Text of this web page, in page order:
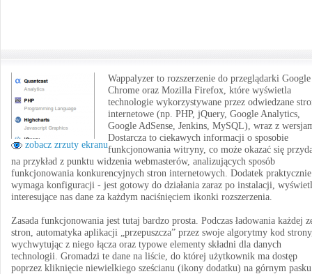
zobacz zrzuty ekranu
Wappalyzer to rozszerzenie do przeglądarki Google
Chrome oraz Mozilla Firefox, które wyświetla
technologie wykorzystywane przez odwiedzane
internetowe (np. PHP, jQuery, Google Analytics,
Google AdSense, Jenkins, MySQL), wraz z
Dostarcza to ciekawych informacji o sposobie
funkcjonowania witryny, co może okazać się
na przykład z punktu widzenia webmasterów, analizujących sposób
funkcjonowania konkurencyjnych stron internetowych. Dodatek
wymaga konfiguracji - jest gotowy do działania zaraz po instalacji,
interesujące nas dane za każdym naciśnięciem ikonki rozszerzenia.
Zasada funkcjonowania jest tutaj bardzo prosta. Podczas ładowania każdej
stron, automatyka aplikacji „przepuszcza” przez swoje algorytmy kod
wychwytując z niego łącza oraz typowe elementy składni dla danych
technologii. Gromadzi te dane na liście, do której użytkownik ma dostęp
poprzez kliknięcie niewielkiego sześcianu (ikony dodatku) na górnym